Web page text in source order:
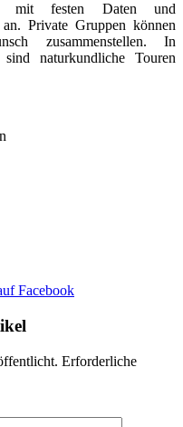
mit festen Daten und
Private Gruppen können
zusammenstellen. In
sind naturkundliche Touren
Facebook
Erforderliche